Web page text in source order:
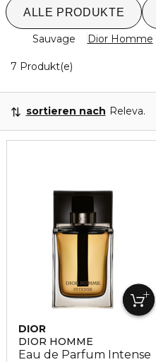
ALLE PRODUKTE
Sauvage Dior Homme
7 Produkt(e)
sortieren nach Relevanz
DIOR
DIOR HOMME
Eau de Parfum Intense